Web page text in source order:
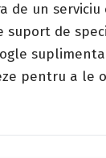
de un serviciu
suport de
pentru a le